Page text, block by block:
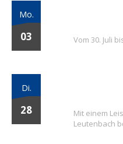
Mo.
03 Vom 30. Juli
Di.
28
Mit einem
Leutenbach